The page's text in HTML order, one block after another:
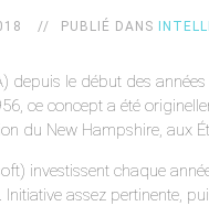
PUBLIÉ DANS
depuis le début des
ce concept a été
du New Hampshire, aux
investissent chaque
assez pertinente,